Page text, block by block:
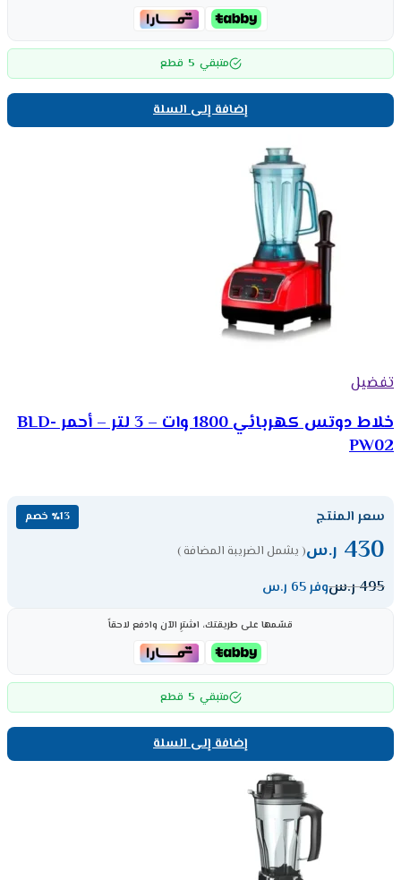
متبقي 5 قطع
إضافة إلى السلة
تفضيل
خلاط دوتس كهربائي 1800 وات – 3 لتر – أحمر BLD-
PW02
سعر المنتج ٪13 خصم
430 ر.س( يشمل الضريبة المضافة )
495ر.سوفر 65 ر.س
قسّمها على طريقتك، اشترِ الآن وادفع لاحقاً
متبقي 5 قطع
إضافة إلى السلة